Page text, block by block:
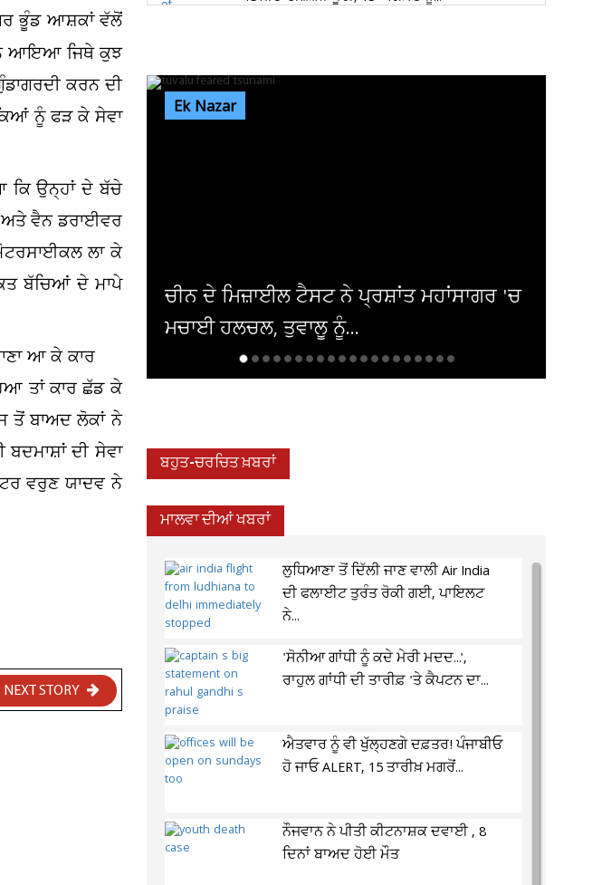
ਭੂੰਡ ਆਸ਼ਕਾਂ ਵੱਲੋਂ
ਆਇਆ ਜਿਥੇ ਕੁਝ
ਕਰਨ ਦੀ
ਨੂੰ ਫੜ ਕੇ ਸੇਵਾ
ਕਿ ਉਨ੍ਹਾਂ ਦੇ ਬੱਚੇ
ਅਤੇ ਵੈਨ ਡਰਾਈਵਰ
ਲਾ ਕੇ
ਬੱਚਿਆਂ ਦੇ ਮਾਪੇ
ਆ ਕੇ ਕਾਰ
ਤਾਂ ਕਾਰ ਛੱਡ ਕੇ
ਤੋਂ ਬਾਅਦ ਲੋਕਾਂ ਨੇ
ਦੀ ਸੇਵਾ
ਵਰੁਣ ਯਾਦਵ ਨੇ
NEXT STORY
Ek Nazar
ਨੇ ਪ੍ਰਸ਼ਾਂਤ ਮਹਾਂਸਾਗਰ 'ਚ
ਪਾਕਿਸਤਾਨ ਨੇ ਮੀਡੀਆ ਅਧਿਕਾਰਾਂ 'ਤੇ ਕੀਤੀ ਹੋਰ
ਸਖ਼ਤੀ ਪਰ ਯੂਰਪ ਚੁੱਪ
ਬਹੁਤ-ਚਰਚਿਤ ਖ਼ਬਰਾਂ
ਮਾਲਵਾ ਦੀਆਂ ਖਬਰਾਂ
ਲੁਧਿਆਣਾ ਤੋਂ ਦਿੱਲੀ ਜਾਣ ਵਾਲੀ Air India
ਦੀ ਫਲਾਈਟ ਤੁਰੰਤ ਰੋਕੀ ਗਈ, ਪਾਇਲਟ
ਨੇ...
'ਸੋਨੀਆ ਗਾਂਧੀ ਨੂੰ ਕਦੇ ਮੇਰੀ ਮਦਦ...',
ਰਾਹੁਲ ਗਾਂਧੀ ਦੀ ਤਾਰੀਫ਼ 'ਤੇ ਕੈਪਟਨ ਦਾ...
ਐਤਵਾਰ ਨੂੰ ਵੀ ਖੁੱਲ੍ਹਣਗੇ ਦਫ਼ਤਰ! ਪੰਜਾਬੀਓ
ਹੋ ਜਾਓ ALERT, 15 ਤਾਰੀਖ਼ ਮਗਰੋਂ...
ਨੌਜਵਾਨ ਨੇ ਪੀਤੀ ਕੀਟਨਾਸ਼ਕ ਦਵਾਈ , 8
ਦਿਨਾਂ ਬਾਅਦ ਹੋਈ ਮੌਤ